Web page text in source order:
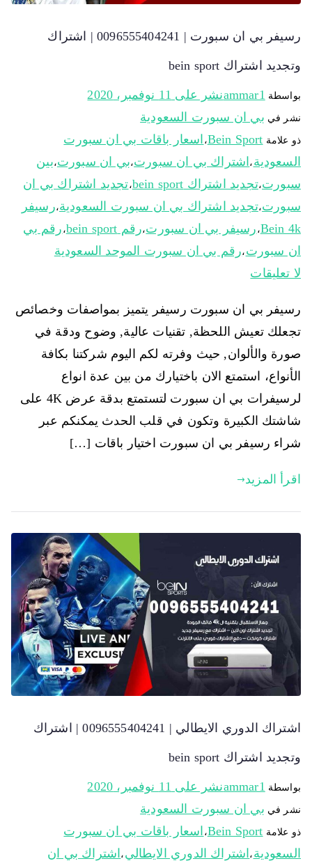
رسيفر بي ان سبورت | 0096555404241 | اشتراك
وتجديد اشتراك bein sport
بواسطة ammar1نشر على 11 نوفمبر، 2020
نشر في بي ان سبورت السعودية
ذو علامة Bein Sport، اسعار باقات بي ان سبورت
السعودية ، اشتراك بي ان سبورت،بي ان سبورت،بين
سبورت،تجديد اشتراك bein sport ،تجديد اشتراك بي ان
سبورت،تجديد اشتراك بي ان سبورت السعودية،رسيفر
Bein 4k، رسيفر بي ان سبورت،رقم bein sport ، رقم بي
ان سبورت ،رقم بي ان سبورت الموحد السعودية
لا تعليقات
رسيفر بي ان سبورت رسيفر يتميز بمواصفات وخصائص
تجعلك تعيش اللحظة, تقنيات عالية, وضوح ودقة في
صورة والألوان, حيث وفرته لكم اليوم شركتنا بكافة
الأنواع، استمتع الان باختيارك من بين عدة انواع
لرسيفرات بي ان سبورت لتستمتع بدقة عرض 4K على
شاشتك الكبيرة وتكون في قلب الحدث يمكنكم عبر
شراء رسيفر بي ان سبورت اختيار باقات […]
اقرأ المزيد
اشتراك الدوري الايطالي | 0096555404241 | اشتراك
وتجديد اشتراك bein sport
بواسطة ammar1نشر على 11 نوفمبر، 2020
نشر في بي ان سبورت السعودية
ذو علامة Bein Sport، اسعار باقات بي ان سبورت
السعودية ، اشتراك الدوري الايطالي ، اشتراك بي ان